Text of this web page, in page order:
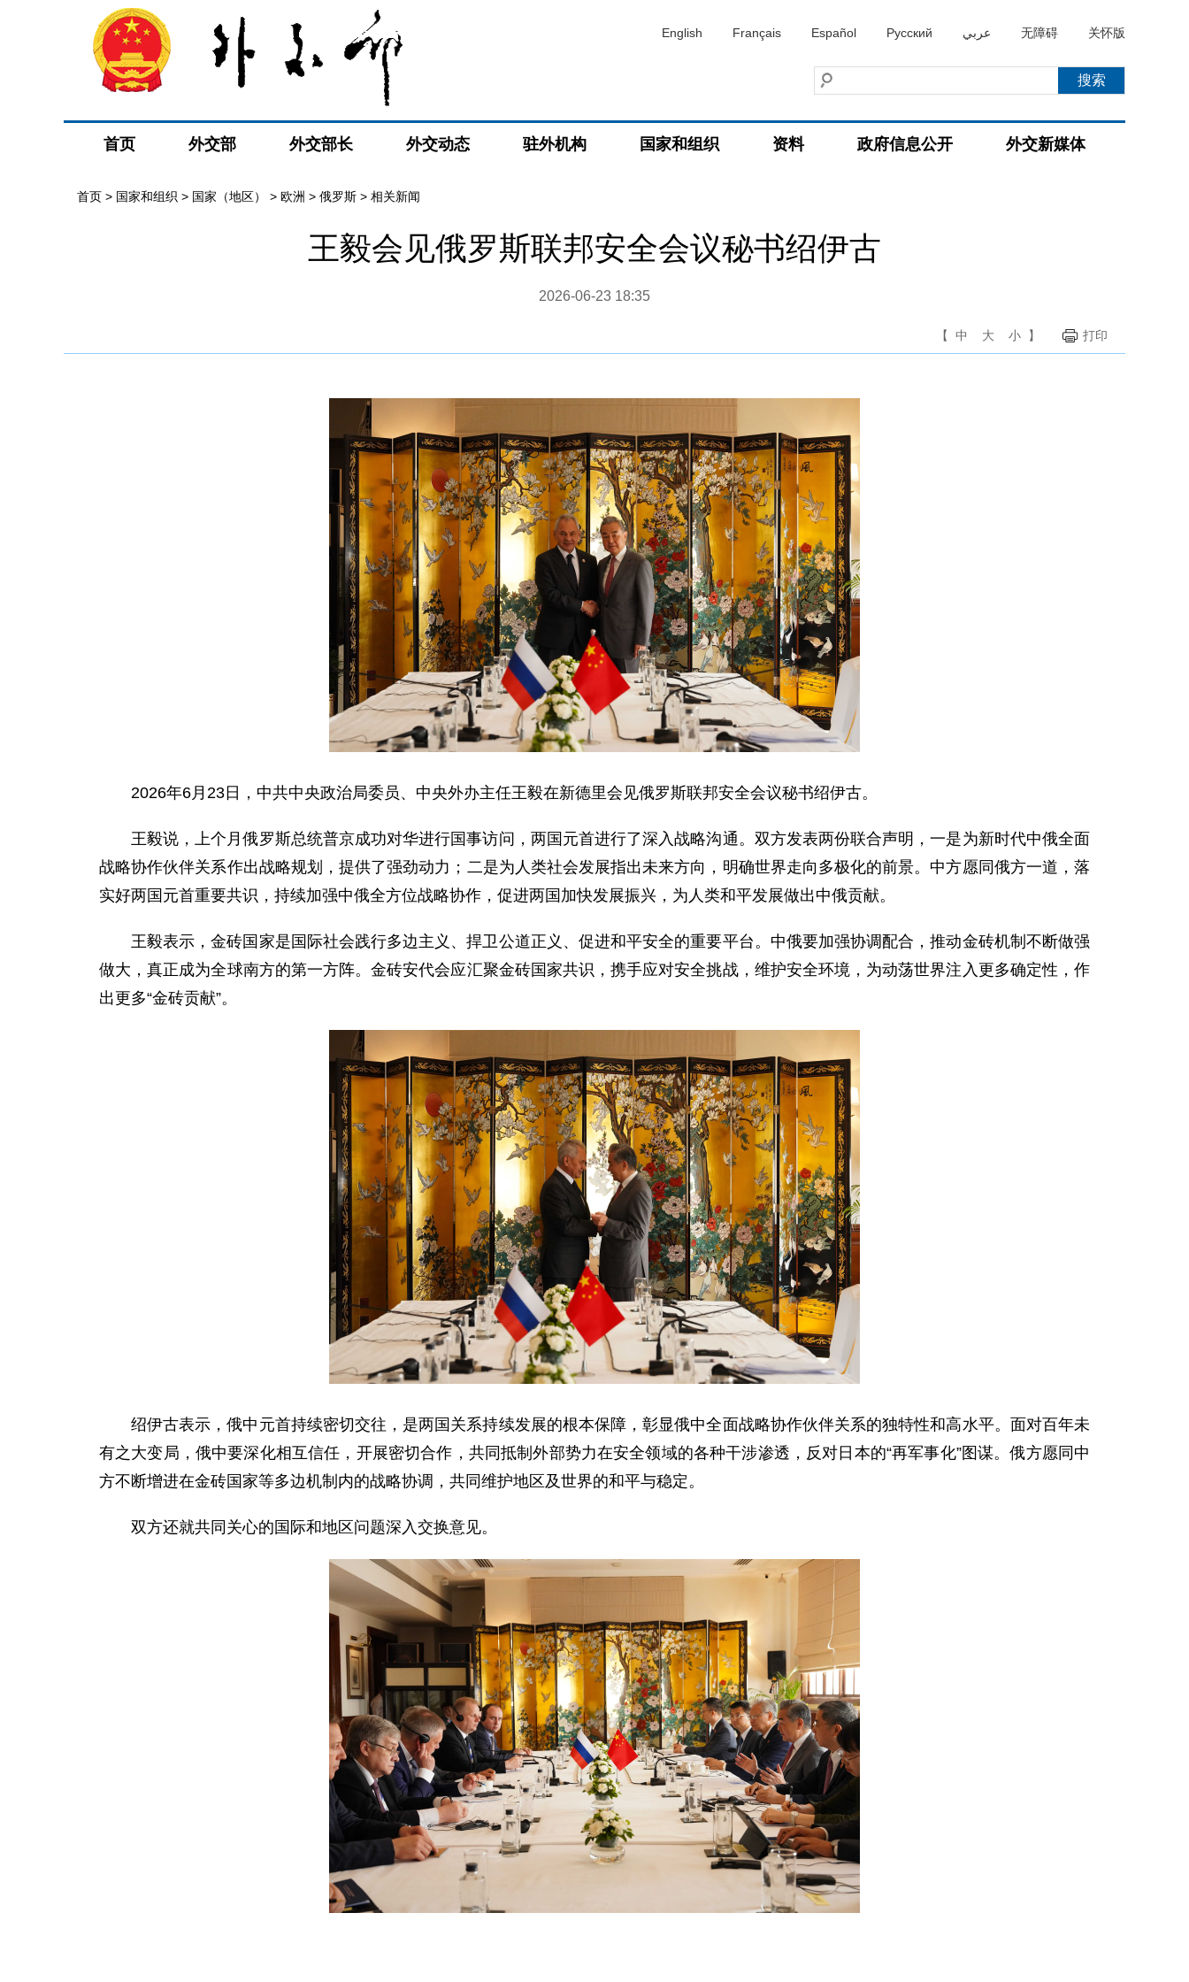
English Français Español Русский عربي 无障碍 关怀版
首页 外交部 外交部长 外交动态 驻外机构 国家和组织 资料 政府信息公开 外交新媒体
首页 > 国家和组织 > 国家（地区） > 欧洲 > 俄罗斯 > 相关新闻
王毅会见俄罗斯联邦安全会议秘书绍伊古
2026-06-23 18:35
【 中 大 小 】 打印
2026年6月23日，中共中央政治局委员、中央外办主任王毅在新德里会见俄罗斯联邦安全会议秘书绍伊古。
王毅说，上个月俄罗斯总统普京成功对华进行国事访问，两国元首进行了深入战略沟通。双方发表两份联合声明，一是为新时代中俄全面
战略协作伙伴关系作出战略规划，提供了强劲动力；二是为人类社会发展指出未来方向，明确世界走向多极化的前景。中方愿同俄方一道，落
实好两国元首重要共识，持续加强中俄全方位战略协作，促进两国加快发展振兴，为人类和平发展做出中俄贡献。
王毅表示，金砖国家是国际社会践行多边主义、捍卫公道正义、促进和平安全的重要平台。中俄要加强协调配合，推动金砖机制不断做强
做大，真正成为全球南方的第一方阵。金砖安代会应汇聚金砖国家共识，携手应对安全挑战，维护安全环境，为动荡世界注入更多确定性，作
出更多“金砖贡献”。
绍伊古表示，俄中元首持续密切交往，是两国关系持续发展的根本保障，彰显俄中全面战略协作伙伴关系的独特性和高水平。面对百年未
有之大变局，俄中要深化相互信任，开展密切合作，共同抵制外部势力在安全领域的各种干涉渗透，反对日本的“再军事化”图谋。俄方愿同中
方不断增进在金砖国家等多边机制内的战略协调，共同维护地区及世界的和平与稳定。
双方还就共同关心的国际和地区问题深入交换意见。